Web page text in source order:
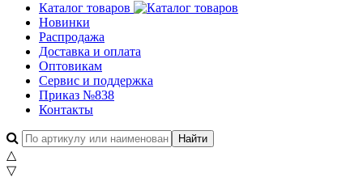
Каталог товаров
Новинки
Распродажа
Доставка и оплата
Оптовикам
Сервис и поддержка
Приказ №838
Контакты
△
▽